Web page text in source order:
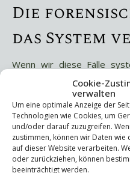
Cookie-
verwalten
Um eine optimale Anzeige der
Technologien wie Cookies, um
und/oder darauf zuzugreifen.
zustimmen, können wir Daten
auf dieser Website verarbeiten.
oder zurückziehen, können
beeinträchtigt werden.
Die
das System
Wenn wir diese Fälle
individuelles
Eine Gesellschaft, die
Performance belohnt.
Plattformen, die
Selbstreflexion